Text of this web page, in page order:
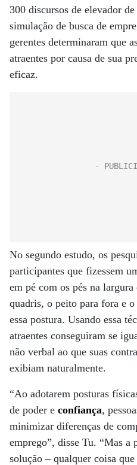
300 discursos de elevador
simulação de busca de
gerentes determinaram que
atraentes por causa de sua
eficaz.
No segundo estudo, os
participantes que fizessem
em pé com os pés na
quadris, o peito para fora e
essa postura. Usando essa
atraentes conseguiram se
não verbal ao que suas
exibiam naturalmente.
“Ao adotarem posturas
de poder e confiança,
minimizar diferenças de
emprego”, disse Tu. “Mas a
solução – qualquer coisa